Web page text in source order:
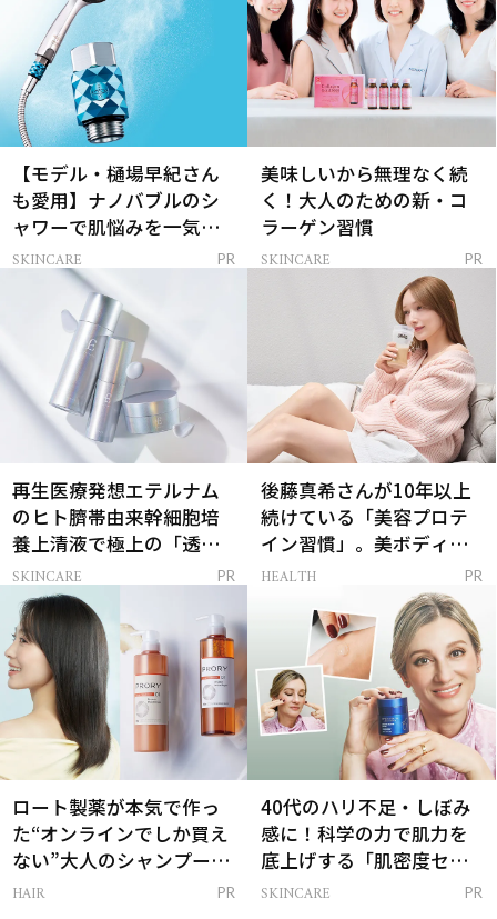
【モデル・樋場早紀さん
も愛用】ナノバブルのシ
ャワーで肌悩みを一気に
解決
SKINCARE PR
美味しいから無理なく続
く！大人のための新・コ
ラーゲン習慣
SKINCARE PR
再生医療発想エテルナム
のヒト臍帯由来幹細胞培
養上清液で極上の「透明
感ハリ肌」へ
SKINCARE PR
後藤真希さんが10年以上
続けている「美容プロテ
イン習慣」。美ボディを
支える朝ルーティンと
HEALTH PR
ロート製薬が本気で作っ
た“オンラインでしか買え
ない”大人のシャンプー＆
トリートメントって？
HAIR PR
40代のハリ不足・しぼみ
感に！科学の力で肌力を
底上げする「肌密度セラ
ム」
SKINCARE PR